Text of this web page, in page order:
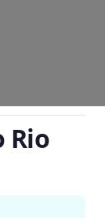
Rio